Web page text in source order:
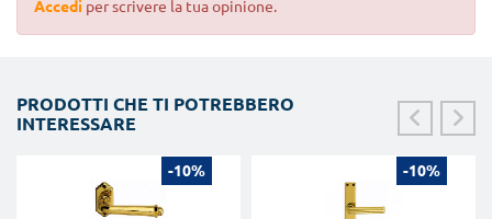
Accedi per scrivere la tua opinione.
PRODOTTI CHE TI POTREBBERO
INTERESSARE
-10% -10%